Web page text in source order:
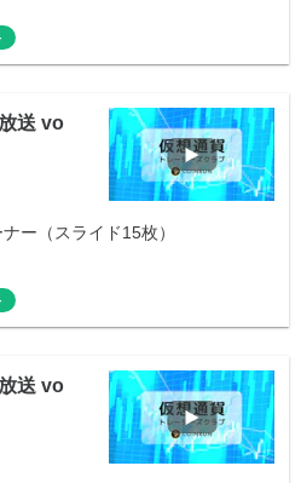
送 vo
ー（スライド15枚）
送 vo